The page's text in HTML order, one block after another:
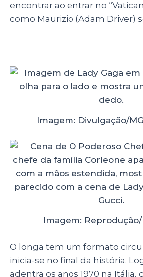
encontrar ao entrar no
como Maurizio (Adam Driver)
Imagem: Divulgação/
Imagem:
O longa tem um formato
inicia-se no final da história.
adentra os anos 1970 na Itália,